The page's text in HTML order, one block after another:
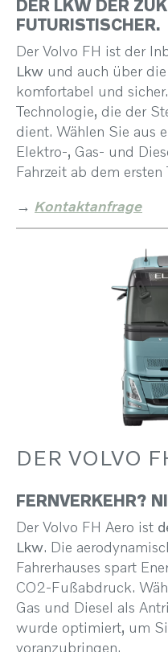
DER LKW DER
FUTURISTISCHER.
Der Volvo FH ist der
Lkw und auch über
komfortabel und
Technologie, die der
dient. Wählen Sie aus
Elektro-, Gas- und
Fahrzeit ab dem
→ Kontaktanfrage
DER VOLVO
FERNVERKEHR?
Der Volvo FH Aero ist
Lkw. Die
Fahrerhauses spart
CO2-Fußabdruck.
Gas und Diesel als
wurde optimiert, um
voranzubringen.